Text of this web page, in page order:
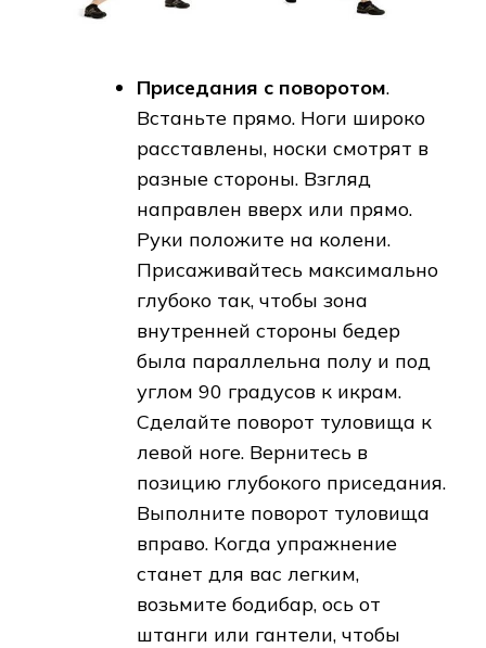
Приседания с поворотом.
Встаньте прямо. Ноги широко
расставлены, носки смотрят в
разные стороны. Взгляд
направлен вверх или прямо.
Руки положите на колени.
Присаживайтесь максимально
глубоко так, чтобы зона
внутренней стороны бедер
была параллельна полу и под
углом 90 градусов к икрам.
Сделайте поворот туловища к
левой ноге. Вернитесь в
позицию глубокого приседания.
Выполните поворот туловища
вправо. Когда упражнение
станет для вас легким,
возьмите бодибар, ось от
штанги или гантели, чтобы